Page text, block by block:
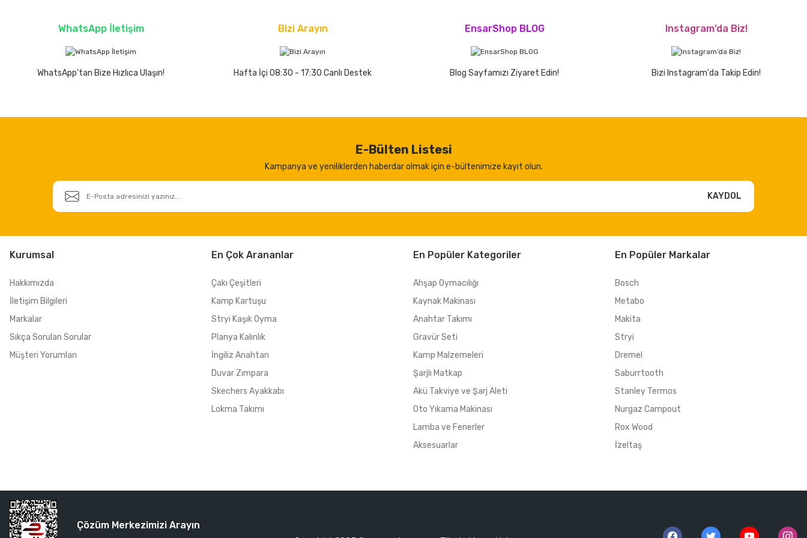
WhatsApp İletişim
WhatsApp'tan Bize Hızlıca Ulaşın!
Bizi Arayın
Hafta İçi 08:30 - 17:30 Canlı Destek
EnsarShop BLOG
Blog Sayfamızı Ziyaret Edin!
Instagram’da Biz!
Bizi Instagram'da Takip Edin!
E-Bülten Listesi
Kampanya ve yeniliklerden haberdar olmak için e-bültenimize kayıt olun.
KAYDOL
Kurumsal
Hakkımızda
İletişim Bilgileri
Markalar
Sıkça Sorulan Sorular
Müşteri Yorumları
En Çok Arananlar
Çakı Çeşitleri
Kamp Kartuşu
Stryi Kaşık Oyma
Planya Kalınlık
İngiliz Anahtarı
Duvar Zımpara
Skechers Ayakkabı
Lokma Takımı
En Popüler Kategoriler
Ahşap Oymacılığı
Kaynak Makinası
Anahtar Takımı
Gravür Seti
Kamp Malzemeleri
Şarjlı Matkap
Akü Takviye ve Şarj Aleti
Oto Yıkama Makinası
Lamba ve Fenerler
Aksesuarlar
En Popüler Markalar
Bosch
Metabo
Makita
Stryi
Dremel
Saburrtooth
Stanley Termos
Nurgaz Campout
Rox Wood
İzeltaş
Çözüm Merkezimizi Arayın